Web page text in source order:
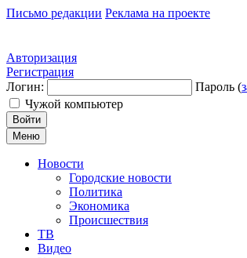
Письмо редакции Реклама на проекте
Авторизация
Регистрация
Логин:
Пароль (
Чужой компьютер
Войти
Меню
Новости
Городские новости
Политика
Экономика
Происшествия
ТВ
Видео